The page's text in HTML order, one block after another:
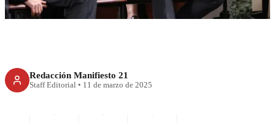
Redacción Manifiesto 21
Staff Editorial • 11 de marzo de 2025